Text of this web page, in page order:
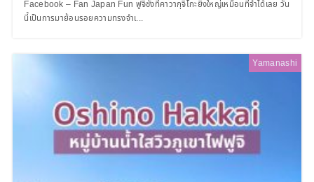
Facebook – Fan Japan Fun ฟูจิซังที่คาวากุจิโกะยิ่งใหญ่เหมือนที่จำได้เลย วัน
นี้เป็นการมาย้อนรอยความทรงจำเ...
Yamanashi